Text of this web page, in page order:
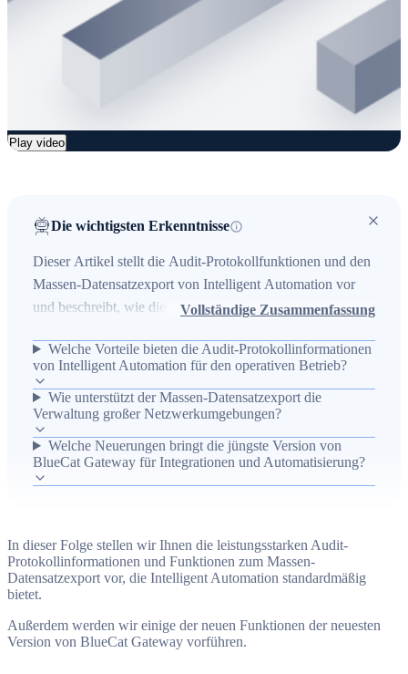
Play video
Die wichtigsten Erkenntnisse
Dieser Artikel stellt die Audit-Protokollfunktionen und den
Massen-Datensatzexport von Intelligent Automation vor
und beschreibt, wie diese Standardfunktionen Transparenz
Er erläutert außerdem neue Funktionen der aktuellen
Version von BlueCat Gateway, die Integrations- und
Automatisierungsaufgaben vereinfachen und operative
Effizienz steigern. Die vorgestellten Features zielen darauf
ab, Verwaltungsaufwand zu reduzieren, Compliance-
Anforderungen zu unterstützen und die Kontrolle über
DNS/DHCP/IPAM-Aktivitäten zu verbessern.
Vollständige Zusammenfassung
Welche Vorteile bieten die Audit-Protokollinformationen
von Intelligent Automation für den operativen Betrieb?
Wie unterstützt der Massen-Datensatzexport die
Verwaltung großer Netzwerkumgebungen?
Welche Neuerungen bringt die jüngste Version von
BlueCat Gateway für Integrationen und Automatisierung?
In dieser Folge stellen wir Ihnen die leistungsstarken Audit-
Protokollinformationen und Funktionen zum Massen-
Datensatzexport vor, die Intelligent Automation standardmäßig
bietet.
Außerdem werden wir einige der neuen Funktionen der neuesten
Version von BlueCat Gateway vorführen.